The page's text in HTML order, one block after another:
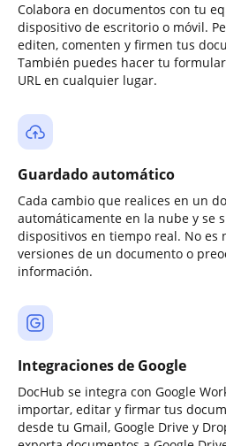
Colabora en documentos con tu
dispositivo de escritorio o móvil.
editen, comenten y firmen tus
También puedes hacer tu
URL en cualquier lugar.
Guardado automático
Cada cambio que realices en un
automáticamente en la nube y se
dispositivos en tiempo real. No es
versiones de un documento o
información.
Integraciones de Google
DocHub se integra con Google
importar, editar y firmar tus
desde tu Gmail, Google Drive y